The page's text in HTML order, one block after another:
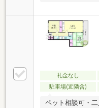
礼金なし
駐車場(近隣含)
ペット相談可・